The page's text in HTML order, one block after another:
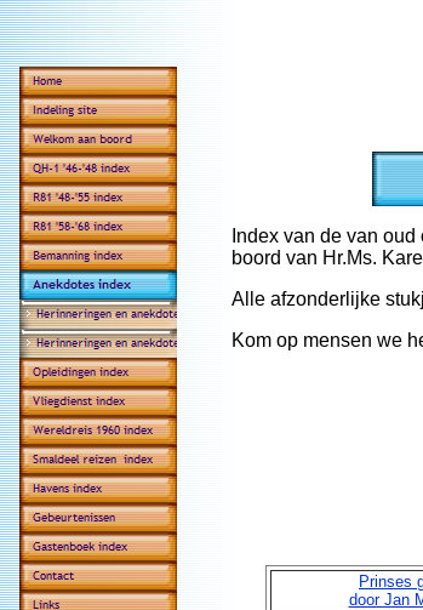
Index van de van
boord van Hr.Ms.
Alle afzonderlijke
Kom op mensen we
Prinses
door Jan